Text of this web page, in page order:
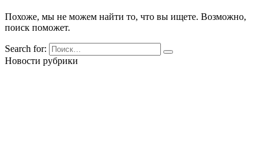
Похоже, мы не можем найти то, что вы ищете. Возможно,
поиск поможет.
Search for:
Новости рубрики